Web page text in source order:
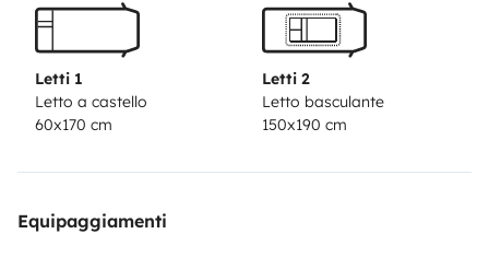
Letti 1
Letto a castello
60x170 cm
Letti 2
Letto basculante
150x190 cm
Equipaggiamenti